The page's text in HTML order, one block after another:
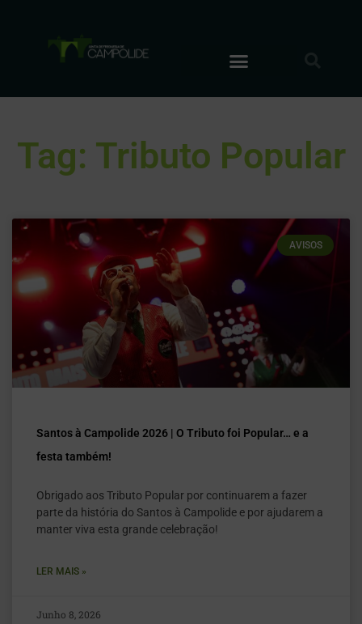
Tag: Tributo Popular
AVISOS
Santos à Campolide 2026 | O Tributo foi Popular… e a
festa também!
Obrigado aos Tributo Popular por continuarem a fazer
parte da história do Santos à Campolide e por ajudarem a
manter viva esta grande celebração!
LER MAIS »
Junho 8, 2026